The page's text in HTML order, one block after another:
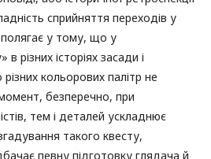
сприйняття переходів у
полягає у тому, що у
різних історіях засади і
кольорових палітр не
безперечно, при
тем і деталей ускладнює
такого квесту,
певну підготовку глядача й